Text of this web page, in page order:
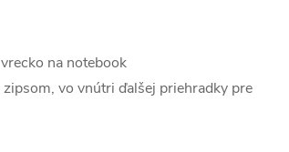
na notebook
vo vnútri ďalšej priehradky pre